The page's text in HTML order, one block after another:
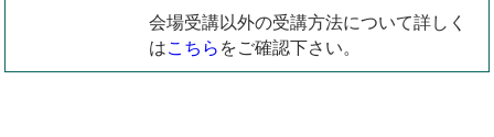
会場受講以外の受講方法について詳しく
はこちらをご確認下さい。